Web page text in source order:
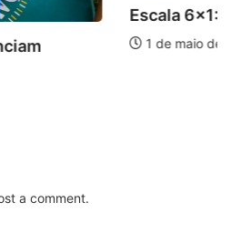
um obstáculo à vida plena...
2026
a comment.